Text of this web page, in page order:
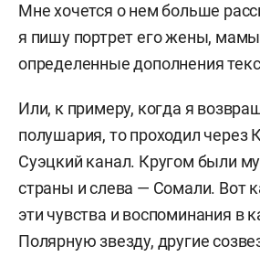
Мне хочется о нем больше
я пишу портрет его жены,
определенные дополнения
Или, к примеру, когда я
полушария, то проходил через
Суэцкий канал. Кругом были
страны и слева — Сомали. Вот
эти чувства и воспоминания в
Полярную звезду, другие